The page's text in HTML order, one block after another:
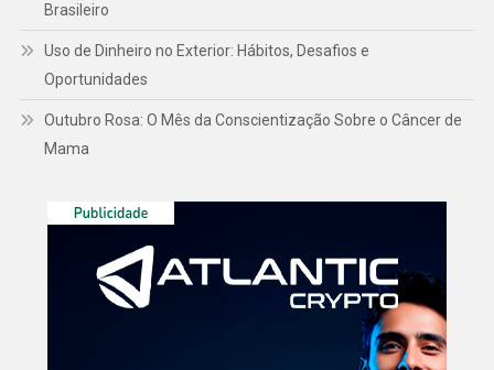
Brasileiro
Uso de Dinheiro no Exterior: Hábitos, Desafios e
Oportunidades
Outubro Rosa: O Mês da Conscientização Sobre o Câncer de
Mama